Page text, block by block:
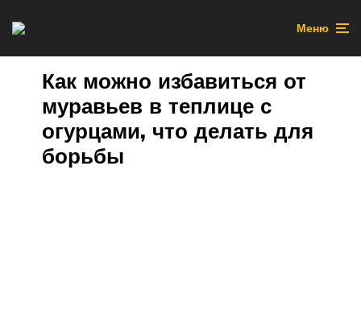
Меню
Как можно избавиться от
муравьев в теплице с
огурцами, что делать для
борьбы